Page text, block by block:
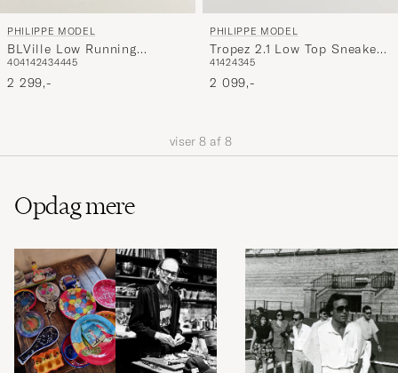
PHILIPPE MODEL
BLVille Low Running
Sneaker Blue
404142434445
2 299,-
PHILIPPE MODEL
Tropez 2.1 Low Top Sneakers
Black
41424345
2 099,-
viser 8 af 8
Opdag mere